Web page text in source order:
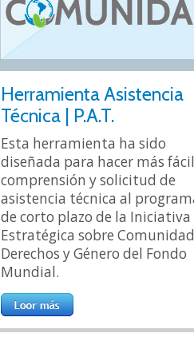
Herramienta Asistencia
Técnica | P.A.T.
Esta herramienta ha sido
diseñada para hacer más
comprensión y solicitud de
asistencia técnica al
de corto plazo de la Iniciativa
Estratégica sobre
Derechos y Género del Fondo
Mundial.